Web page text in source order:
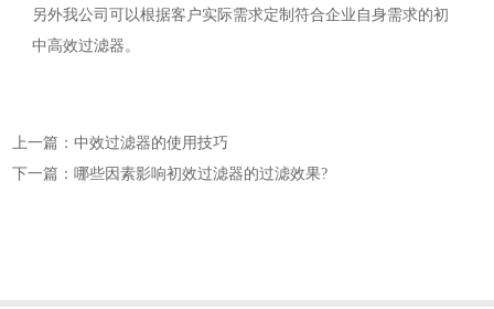
另外我公司可以根据客户实际需求定制符合企业自身需求的初
中高效过滤器。
上一篇：中效过滤器的使用技巧
下一篇：哪些因素影响初效过滤器的过滤效果?